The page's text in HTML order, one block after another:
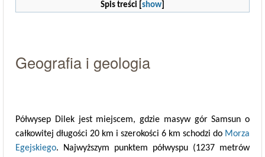
Spis treści show
Geografia i geologia
Półwysep Dilek jest miejscem, gdzie masyw gór Samsun o
całkowitej długości 20 km i szerokości 6 km schodzi do Morza
Egejskiego. Najwyższym punktem półwyspu (1237 metrów